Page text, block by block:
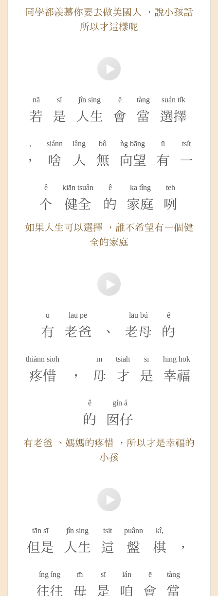
同學都羨慕你要去做美國人 ，說小孩話
所以才這樣呢
nā
若
sī
是
jîn sing
人生
ē
會
tàng
當
suán ti̍k
選擇
,
，
siánn
啥
lâng
人
bô
無
ǹg bāng
向望
ū
有
tsi̍t
一
ê
个
kiān tsuân
健全
ê
的
ka tîng
家庭
teh
咧
如果人生可以選擇 ，誰不希望有一個健
全的家庭
ū
有
lāu pē
老爸 、
lāu bú
老母
ê
的
thiànn sioh
疼惜 ，
m̄
毋
tsiah
才
sī
是
hīng hok
幸福
ê
的
gín á
囡仔
有老爸 、媽媽的疼惜 ，所以才是幸福的
小孩
tān sī
但是
jîn sing
人生
tsit
這
puânn
盤
kî,
棋 ，
íng íng
往往
m̄
毋
sī
是
lán
咱
ē
會
tàng
當